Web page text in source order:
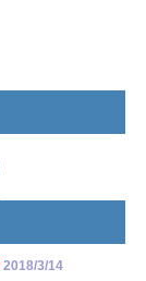
2018/3/14